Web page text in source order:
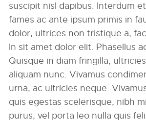
suscipit nisl dapibus. Interdum
fames ac ante ipsum primis in
dolor, ultrices non tristique a,
In sit amet dolor elit. Phasellus
Quisque in diam fringilla,
aliquam nunc. Vivamus
urna, ac ultricies neque.
quis egestas scelerisque, nibh
purus, vel porta leo nulla quis